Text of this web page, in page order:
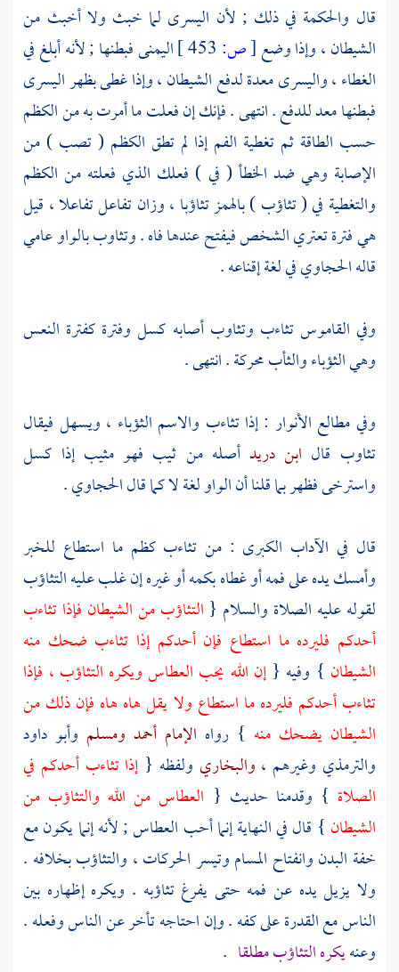
قال والحكمة في ذلك ; لأن اليسرى لما خبث ولا أخبث من
الشيطان ، وإذا وضع[ص:
اليمنى فبطنها ; لأنه أبلغ في
الغطاء ، واليسرى معدة لدفع الشيطان ، وإذا غطى بظهر اليسرى
فبطنها معد للدفع . انتهى . فإنك إن فعلت ما أمرت به من الكظم
حسب الطاقة ثم تغطية الفم إذا لم تطق الكظم ( تصب ) من
الإصابة وهي ضد الخطأ ( في ) فعلك الذي فعلته من الكظم
والتغطية في ( تثاؤب ) بالهمز تثاؤبا ، وزان تفاعل تفاعلا ، قيل
هي فترة تعتري الشخص فيفتح عندها فاه . وتثاوب بالواو عامي
قالهالحجاويفي لغة إقناعه .
وفي القاموس تثاءب وتثاوب أصابه كسل وفترة كفترة النعس
وهي الثؤباء والثأب محركة . انتهى .
وفي مطالع الأنوار : إذا تثاءب والاسم الثؤباء ، ويسهل فيقال
تثاوب قال ابن دريدأصله من ثيب فهو مثيب إذا كسل
واسترخى فظهر بما قلنا أن الواو لغة لا كما قالالحجاوي.
قال في الآداب الكبرى : من تثاءب كظم ما استطاع للخبر
وأمسك يده على فمه أو غطاه بكمه أو غيره إن غلب عليه التثاؤب
لقوله عليه الصلاة والسلام { التثاؤب من الشيطان فإذا تثاءب
أحدكم فليرده ما استطاع فإن أحدكم إذا تثاءب ضحك منه
الشيطان } وفيه {إن الله يحب العطاس ويكره التثاؤب ، فإذا
تثاءب أحدكم فليرده ما استطاع ولا يقل هاه هاه فإن ذلك من
الشيطان يضحك منه } رواه الإمام أحمد ومسلم وأبو داود
والترمذي وغيرهم ، والبخاري ولفظه {إذا تثاءب أحدكم في
الصلاة } وقدمنا حديث { العطاس من الله والتثاؤب من
الشيطان } قال في النهاية إنما أحب العطاس ; لأنه إنما يكون مع
خفة البدن وانفتاح المسام وتيسر الحركات ، والتثاؤب بخلافه .
ولا يزيل يده عن فمه حتى يفرغ تثاؤبه . ويكره إظهاره بين
الناس مع القدرة على كفه . وإن احتاجه تأخر عن الناس وفعله .
وعنهيكره التثاؤب مطلقا .